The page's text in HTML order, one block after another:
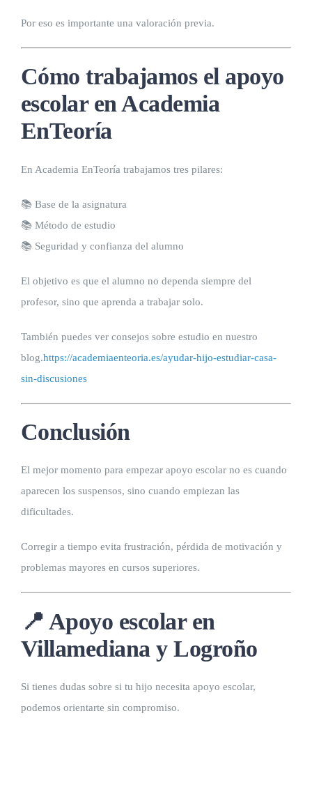
Por eso es importante una valoración previa.
Cómo trabajamos el apoyo
escolar en Academia
EnTeoría
En Academia EnTeoría trabajamos tres pilares:
📚 Base de la asignatura
📚 Método de estudio
📚 Seguridad y confianza del alumno
El objetivo es que el alumno no dependa siempre del
profesor, sino que aprenda a trabajar solo.
También puedes ver consejos sobre estudio en nuestro
blog.https://academiaenteoria.es/ayudar-hijo-estudiar-casa-
sin-discusiones
Conclusión
El mejor momento para empezar apoyo escolar no es cuando
aparecen los suspensos, sino cuando empiezan las
dificultades.
Corregir a tiempo evita frustración, pérdida de motivación y
problemas mayores en cursos superiores.
📍 Apoyo escolar en
Villamediana y Logroño
Si tienes dudas sobre si tu hijo necesita apoyo escolar,
podemos orientarte sin compromiso.